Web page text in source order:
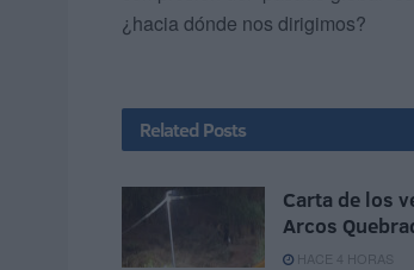
¿hacia dónde nos dirigimos?
Related Posts
Carta de los
Arcos
HACE 4 HORAS